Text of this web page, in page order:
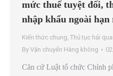
mức thuế tuyệt đối,
nhập khẩu ngoài hạn
Kiến thức chung, Thủ tục hải
By Vận chuyển Hàng không
Căn cứ Luật tổ chức Chính